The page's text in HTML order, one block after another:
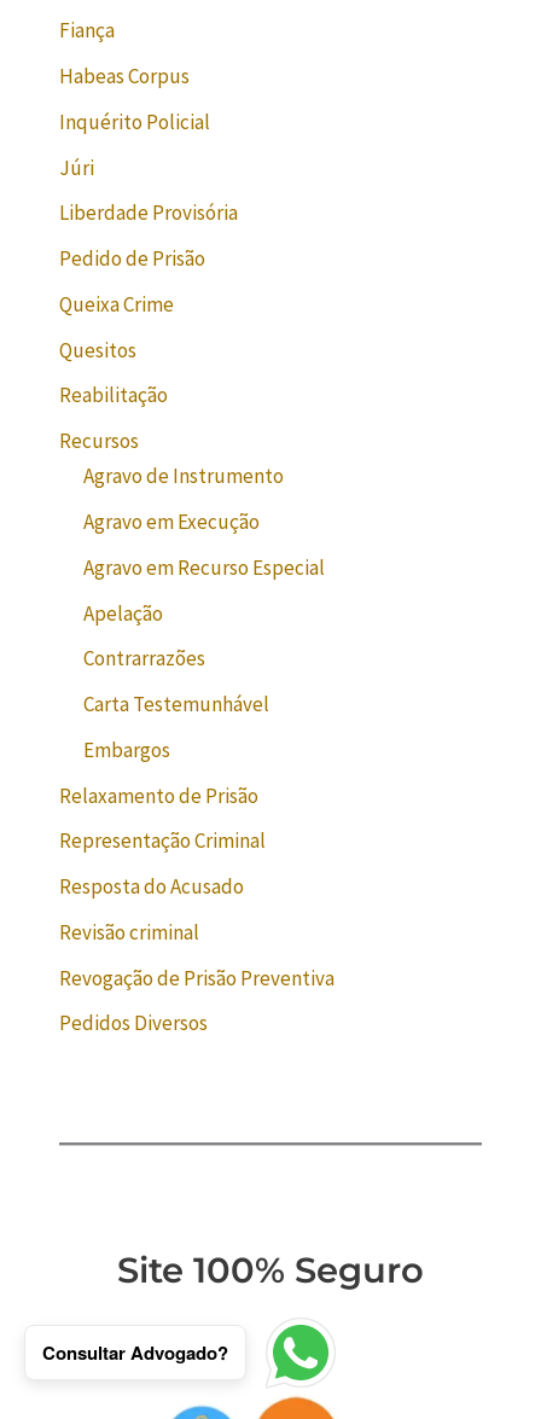
Fiança
Habeas Corpus
Inquérito Policial
Júri
Liberdade Provisória
Pedido de Prisão
Queixa Crime
Quesitos
Reabilitação
Recursos
Agravo de Instrumento
Agravo em Execução
Agravo em Recurso Especial
Apelação
Contrarrazões
Carta Testemunhável
Embargos
Relaxamento de Prisão
Representação Criminal
Resposta do Acusado
Revisão criminal
Revogação de Prisão Preventiva
Pedidos Diversos
Site 100% Seguro
Consultar Advogado?